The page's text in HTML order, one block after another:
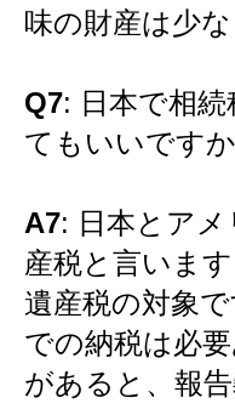
味の財産は少な
Q7: 日本で相
てもいいですか
A7: 日本とア
産税と言いま
遺産税の対象
での納税は必
があると、報